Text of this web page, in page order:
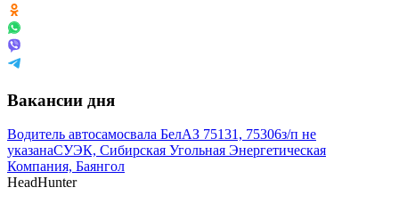
Вакансии дня
Водитель автосамосвала БелАЗ 75131, 75306з/п не
указанаСУЭК, Сибирская Угольная Энергетическая
Компания, Баянгол
HeadHunter